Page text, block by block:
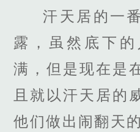
汗天居的一
露，虽然底下
满，但是现在是
且就以汗天居的
他们做出闹翻天